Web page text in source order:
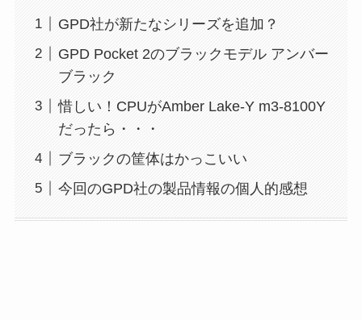
GPD社が新たなシリーズを追加？
GPD Pocket 2のブラックモデル アンバー
ブラック
惜しい！CPUがAmber Lake-Y m3-8100Y
だったら・・・
ブラックの筐体はかっこいい
今回のGPD社の製品情報の個人的感想